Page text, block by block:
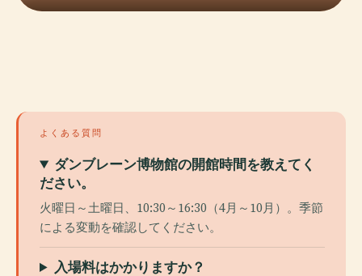
よくある質問
ダンブレーン博物館の開館時間を教えてく
ださい。
火曜日～土曜日、10:30～16:30（4月～10月）。季節
による変動を確認してください。
入場料はかかりますか？